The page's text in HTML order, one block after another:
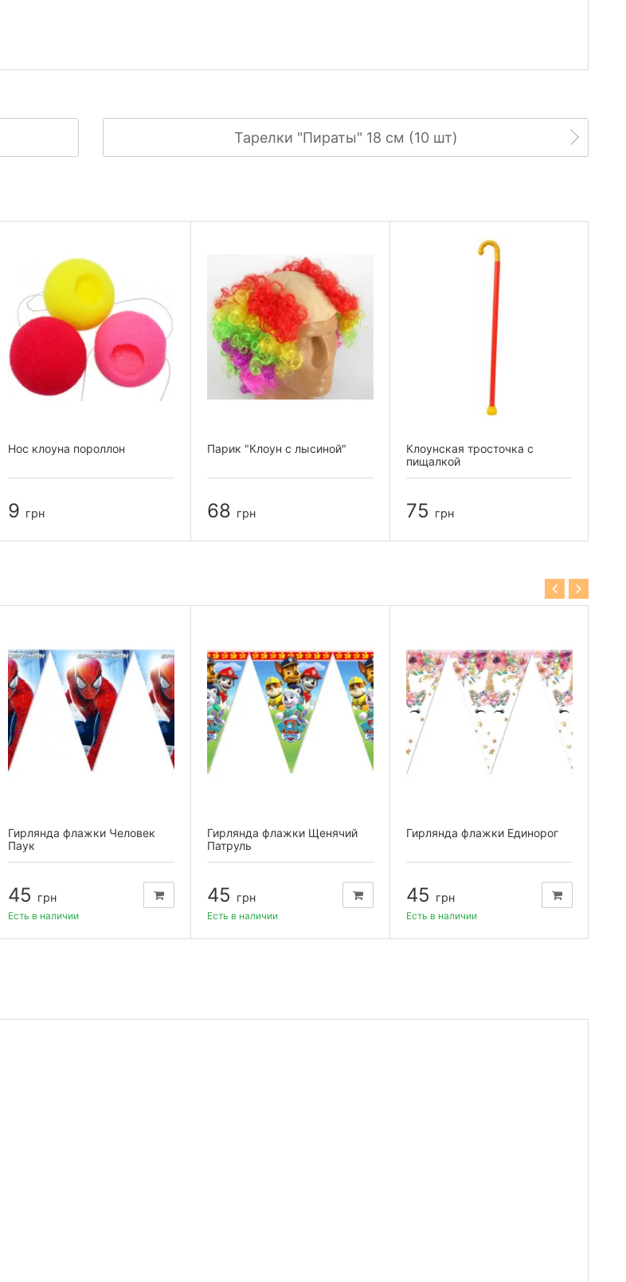
Тарелки "Пираты" 18 см (10 шт)
Нос клоуна пороллон
9 грн
Парик "Клоун с лысиной"
68 грн
Клоунская тросточка с
пищалкой
75 грн
Гирлянда флажки Человек
Паук
45 грн
Есть в наличии
Гирлянда флажки Щенячий
Патруль
45 грн
Есть в наличии
Гирлянда флажки Единорог
45 грн
Есть в наличии